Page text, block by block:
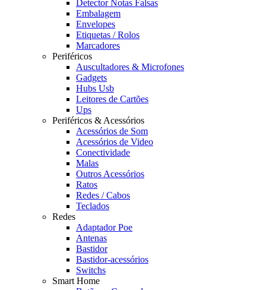
Detector Notas Falsas
Embalagem
Envelopes
Etiquetas / Rolos
Marcadores
Periféricos
Auscultadores & Microfones
Gadgets
Hubs Usb
Leitores de Cartões
Ups
Periféricos & Acessórios
Acessórios de Som
Acessórios de Video
Conectividade
Malas
Outros Acessórios
Ratos
Redes / Cabos
Teclados
Redes
Adaptador Poe
Antenas
Bastidor
Bastidor-acessórios
Switchs
Smart Home